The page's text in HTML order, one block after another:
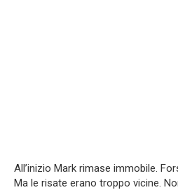
All’inizio Mark rimase immobile.
Ma le risate erano troppo vicine.